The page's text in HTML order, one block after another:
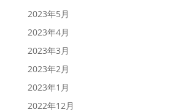
2023年5月
2023年4月
2023年3月
2023年2月
2023年1月
2022年12月